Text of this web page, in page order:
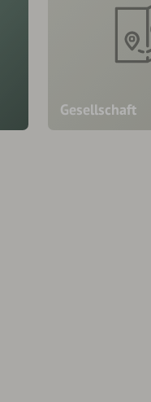
Gesellschaft